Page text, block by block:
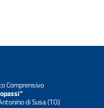
Comprensivo
di Susa (TO)